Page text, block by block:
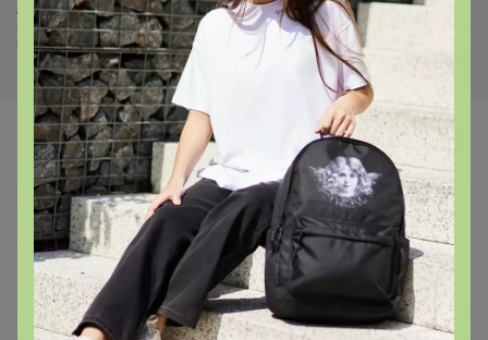
участвовать в СП, Вы взяли на себя обязательство
оплатить и забрать заказ в установленный срок.
Самые желанные